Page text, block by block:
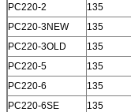
PC220-2
135
PC220-3NEW
135
PC220-3OLD
135
PC220-5
135
PC220-6
135
PC220-6SE
135